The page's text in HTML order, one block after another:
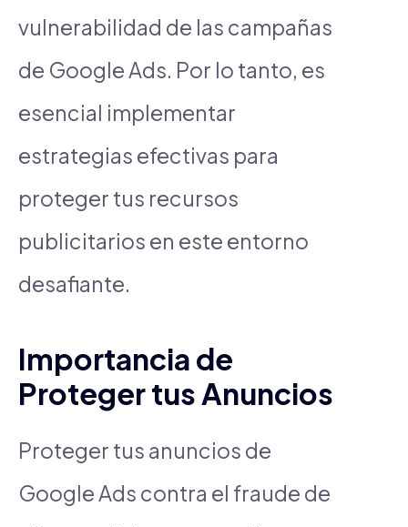
vulnerabilidad de las campañas
de Google Ads. Por lo tanto, es
esencial implementar
estrategias efectivas para
proteger tus recursos
publicitarios en este entorno
desafiante.
Importancia de
Proteger tus Anuncios
Proteger tus anuncios de
Google Ads contra el fraude de